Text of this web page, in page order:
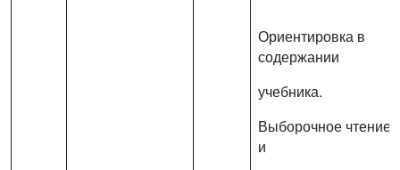
Ориентировка в
содержании
учебника.
Выборочное чтение
и